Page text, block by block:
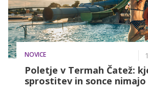
NOVICE
Poletje v Termah Čatež:
sprostitev in sonce nimajo